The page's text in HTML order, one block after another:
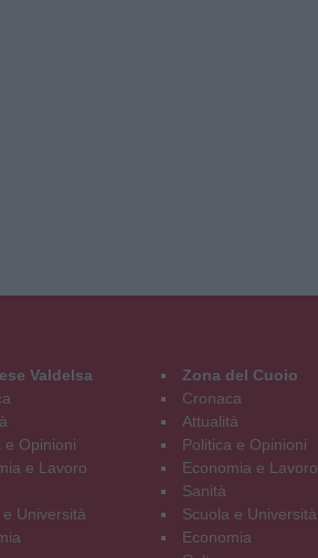
Valdelsa
e Opinioni
e Lavoro
e Università
Zona del Cuoio
Cronaca
Attualità
Politica e Opinioni
Economia e Lavoro
Sanità
Scuola e Università
Economia